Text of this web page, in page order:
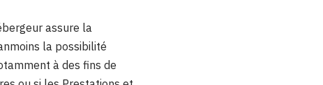
assure la
la possibilité
à des fins de